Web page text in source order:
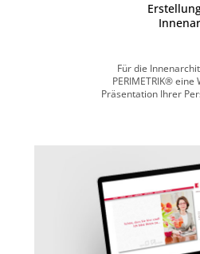
Für die
PERIMETRIK®
Präsentation Ihrer